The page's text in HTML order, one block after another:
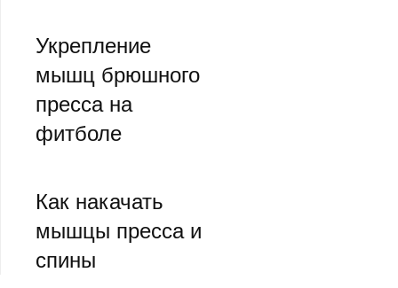
Укрепление
мышц брюшного
пресса на
фитболе
Как накачать
мышцы пресса и
спины